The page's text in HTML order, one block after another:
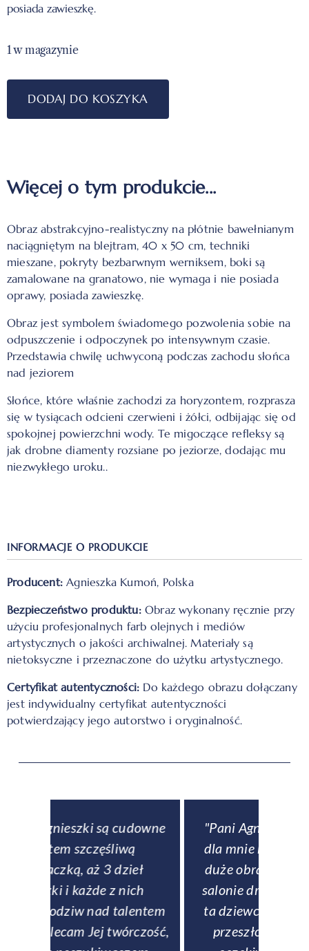
posiada zawieszkę.
1 w magazynie
DODAJ DO KOSZYKA
Więcej o tym produkcie...
Obraz abstrakcyjno-realistyczny na płótnie bawełnianym
naciągniętym na blejtram, 40 x 50 cm, techniki
mieszane, pokryty bezbarwnym werniksem, boki są
zamalowane na granatowo, nie wymaga i nie posiada
oprawy, posiada zawieszkę.
Obraz jest symbolem świadomego pozwolenia sobie na
odpuszczenie i odpoczynek po intensywnym czasie.
Przedstawia chwilę uchwyconą podczas zachodu słońca
nad jeziorem
Słońce, które właśnie zachodzi za horyzontem, rozprasza
się w tysiącach odcieni czerwieni i żółci, odbijając się od
spokojnej powierzchni wody. Te migoczące refleksy są
jak drobne diamenty rozsiane po jeziorze, dodając mu
niezwykłego uroku..
INFORMACJE O PRODUKCIE
Producent: Agnieszka Kumoń, Polska
Bezpieczeństwo produktu:Obraz wykonany ręcznie przy
użyciu profesjonalnych farb olejnych i mediów
artystycznych o jakości archiwalnej. Materiały są
nietoksyczne i przeznaczone do użytku artystycznego.
Certyfikat autentyczności: Do każdego obrazu dołączany
jest indywidualny certyfikat autentyczności
potwierdzający jego autorstwo i oryginalność.
"Pani Agnieszka namalowała
dla mnie na zamówienie dwa
duże obrazy - jeden zawisł w
salonie drugi w sypialni. To co
ta dziewczyna robi z farbami
przeszło moje najśmielsze